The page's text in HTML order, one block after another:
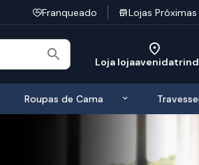
Franqueado Lojas Próximas
Loja
Exibir submenu de Cabeceiras
Roupas de Cama Exibir